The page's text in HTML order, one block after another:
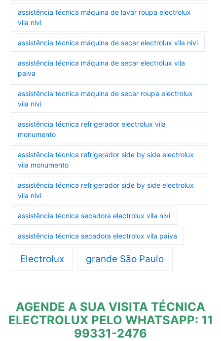
assistência técnica máquina de lavar roupa electrolux
vila nivi
assistência técnica máquina de secar electrolux vila nivi
assistência técnica máquina de secar electrolux vila
paiva
assistência técnica máquina de secar roupa electrolux
vila nivi
assistência técnica refrigerador electrolux vila
monumento
assistência técnica refrigerador side by side electrolux
vila monumento
assistência técnica refrigerador side by side electrolux
vila nivi
assistência técnica secadora electrolux vila nivi
assistência técnica secadora electrolux vila paiva
Electrolux grande São Paulo
AGENDE A SUA VISITA TÉCNICA
ELECTROLUX PELO WHATSAPP: 11
99331-2476